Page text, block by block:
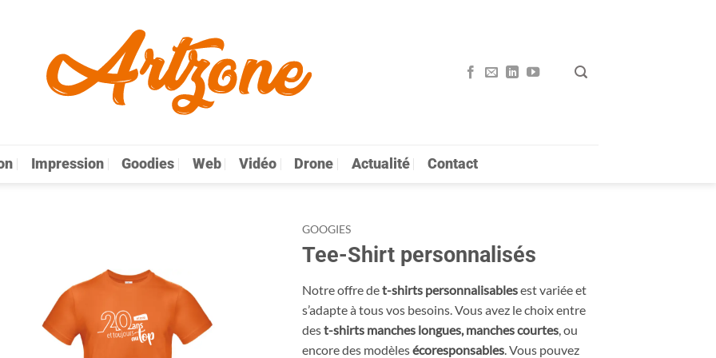
Impression Goodies Web Vidéo Drone Actualité Contact
GOOGIES
Tee-Shirt personnalisés
Notre offre det-shirts personnalisablesest variée et
s’adapte à tous vos besoins. Vous avez le choix entre
dest-shirts manches longues, manches courtes, ou
encore des modèlesécoresponsables. Vous pouvez